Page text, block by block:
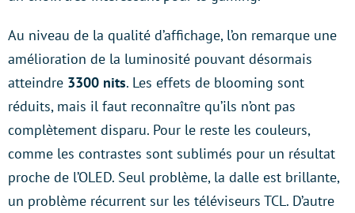
Au niveau de la qualité d’affichage, l’on remarque une
amélioration de la luminosité pouvant désormais
atteindre 3300 nits. Les effets de blooming sont
réduits, mais il faut reconnaître qu’ils n’ont pas
complètement disparu. Pour le reste les couleurs,
comme les contrastes sont sublimés pour un résultat
proche de l’OLED. Seul problème, la dalle est brillante,
un problème récurrent sur les téléviseurs TCL. D’autre